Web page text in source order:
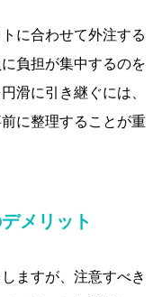
に合わせて外注する
負担が集中するのを
滑に引き継ぐには、
に整理することが重
メリット
ますが、注意すべき